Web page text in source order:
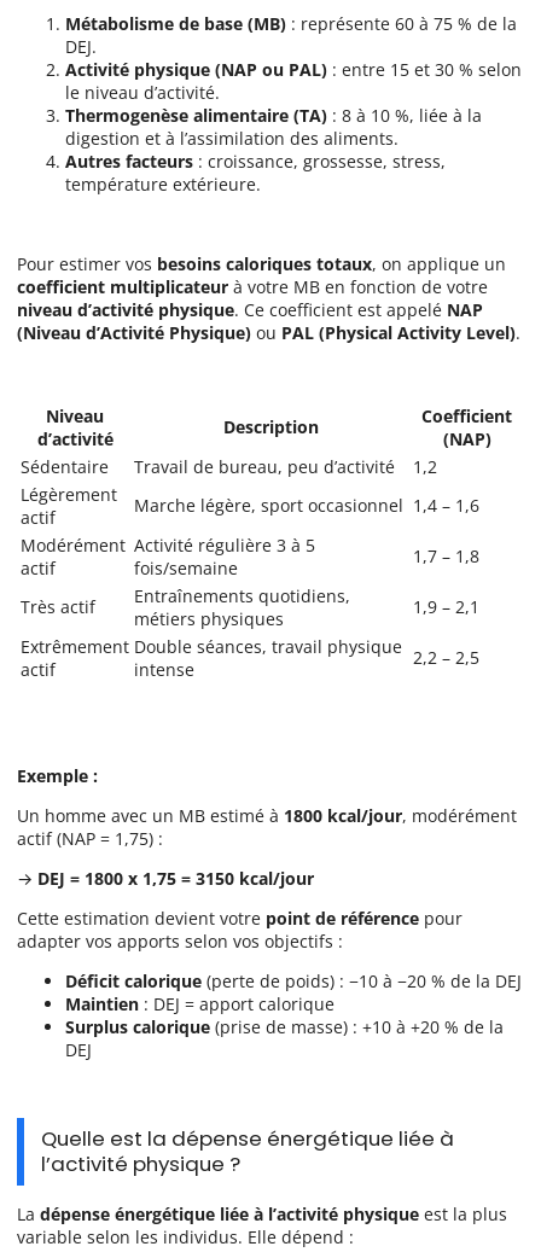
Métabolisme de base (MB) : représente 60 à 75 % de la
DEJ.
Activité physique (NAP ou PAL) : entre 15 et 30 % selon
le niveau d’activité.
Thermogenèse alimentaire (TA) : 8 à 10 %, liée à la
digestion et à l’assimilation des aliments.
Autres facteurs : croissance, grossesse, stress,
température extérieure.
Pour estimer vos besoins caloriques totaux, on applique un
coefficient multiplicateur à votre MB en fonction de votre
niveau d’activité physique. Ce coefficient est appelé NAP
(Niveau d’Activité Physique) ou PAL (Physical Activity Level).
Niveau
d’activité
Description
Coefficient
(NAP)
Sédentaire
Travail de bureau, peu d’activité
1,2
Légèrement
actif
Marche légère, sport occasionnel 1,4 – 1,6
Modérément
actif
Activité régulière 3 à 5
fois/semaine
1,7 – 1,8
Très actif
Entraînements quotidiens,
métiers physiques
1,9 – 2,1
Extrêmement
actif
Double séances, travail physique
intense
2,2 – 2,5
Exemple :
Un homme avec un MB estimé à 1800 kcal/jour, modérément
actif (NAP = 1,75) :
→ DEJ = 1800 x 1,75 = 3150 kcal/jour
Cette estimation devient votre point de référence pour
adapter vos apports selon vos objectifs :
Déficit calorique (perte de poids) : −10 à −20 % de la DEJ
Maintien : DEJ = apport calorique
Surplus calorique (prise de masse) : +10 à +20 % de la
DEJ
Quelle est la dépense énergétique liée à
l’activité physique ?
La dépense énergétique liée à l’activité physique est la plus
variable selon les individus. Elle dépend :